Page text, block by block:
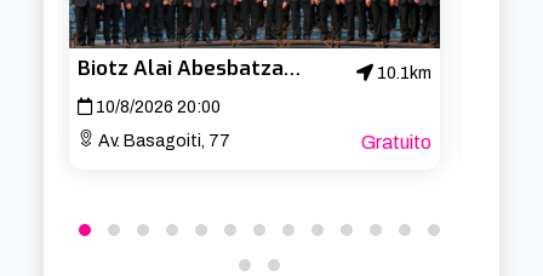
Biotz Alai Abesbatza – Concierto de San Lorenzo
10.1km
10/8/2026 20:00
Av. Basagoiti, 77
Gratuito